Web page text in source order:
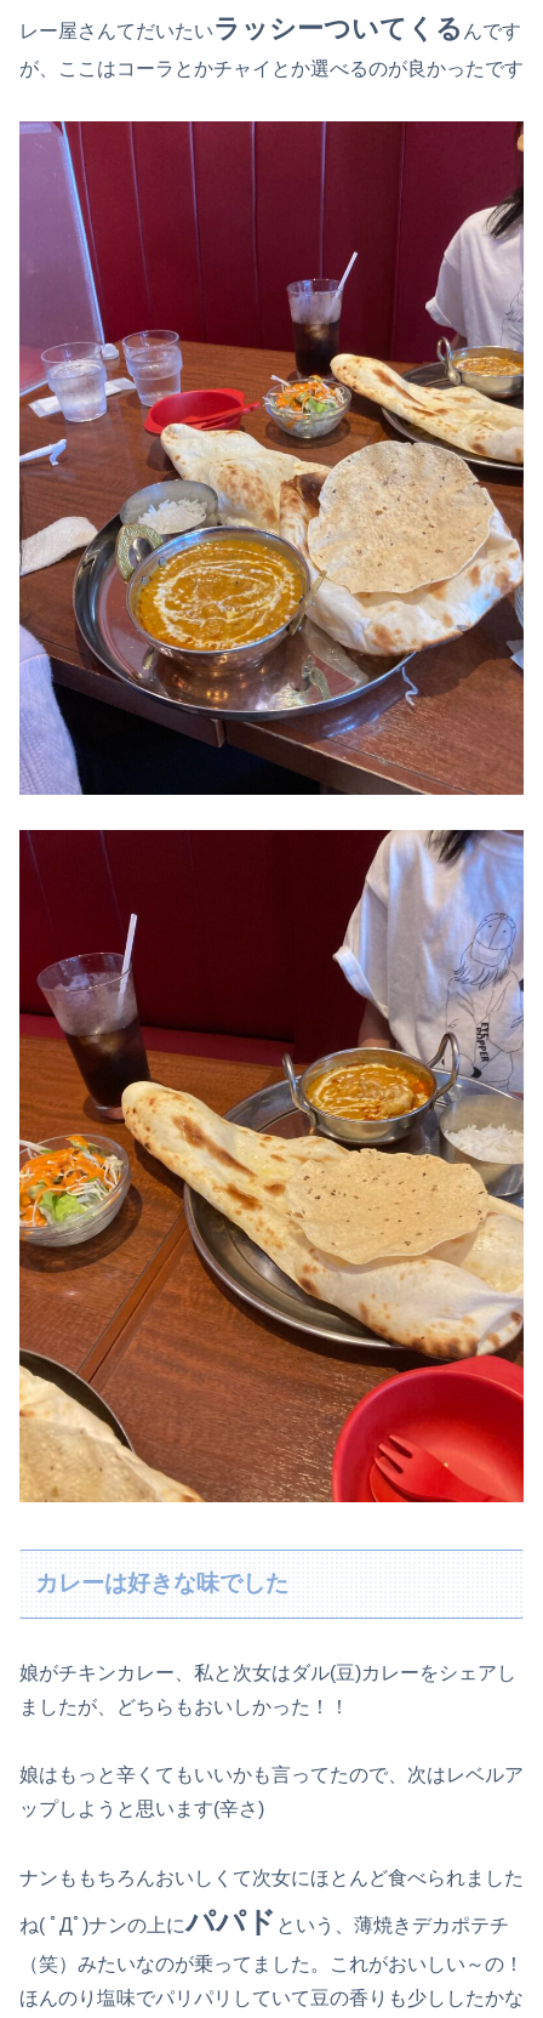
レー屋さんてだいたいラッシーついてくる んです
が、ここはコーラとかチャイとか選べるのが良かったです
カレーは好きな味でした
娘がチキンカレー、私と次女はダル(豆)カレーをシェアし
ましたが、どちらもおいしかった！！
娘はもっと辛くてもいいかも言ってたので、次はレベルア
ップしようと思います(辛さ)
ナンももちろんおいしくて次女にほとんど食べられました
ね( ﾟДﾟ)ナンの上にパパド という、薄焼きデカポテチ
（笑）みたいなのが乗ってました。これがおいしい～の！
ほんのり塩味でパリパリしていて豆の香りも少ししたかな